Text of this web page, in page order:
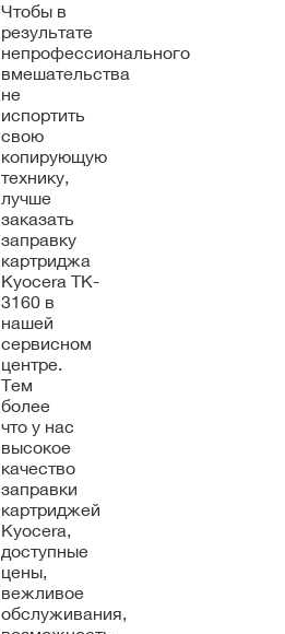
Чтобы в
результате
непрофессионального
вмешательства
не
испортить
свою
копирующую
технику,
лучше
заказать
заправку
картриджа
Kyocera TK-
3160 в
нашей
сервисном
центре.
Тем
более
что у нас
высокое
качество
заправки
картриджей
Kyocera,
доступные
цены,
вежливое
обслуживания,